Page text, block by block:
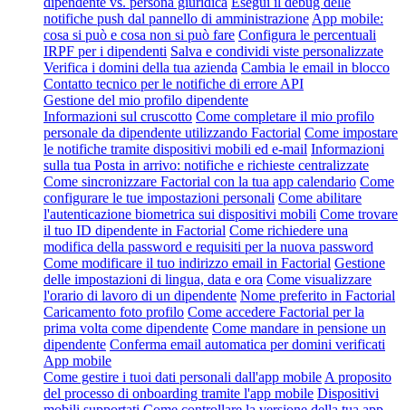
notifiche push dal pannello di amministrazione App mobile:
cosa si può e cosa non si può fare Configura le percentuali
IRPF per i dipendenti Salva e condividi viste personalizzate
Verifica i domini della tua azienda Cambia le email in blocco
Contatto tecnico per le notifiche di errore API
Gestione del mio profilo dipendente
Informazioni sul cruscotto Come completare il mio profilo
personale da dipendente utilizzando Factorial Come impostare
le notifiche tramite dispositivi mobili ed e-mail Informazioni
sulla tua Posta in arrivo: notifiche e richieste centralizzate
Come sincronizzare Factorial con la tua app calendario Come
configurare le tue impostazioni personali Come abilitare
l'autenticazione biometrica sui dispositivi mobili Come trovare
il tuo ID dipendente in Factorial Come richiedere una
modifica della password e requisiti per la nuova password
Come modificare il tuo indirizzo email in Factorial Gestione
delle impostazioni di lingua, data e ora Come visualizzare
l'orario di lavoro di un dipendente Nome preferito in Factorial
Caricamento foto profilo Come accedere Factorial per la
prima volta come dipendente Come mandare in pensione un
dipendente Conferma email automatica per domini verificati
App mobile
Come gestire i tuoi dati personali dall'app mobile A proposito
del processo di onboarding tramite l'app mobile Dispositivi